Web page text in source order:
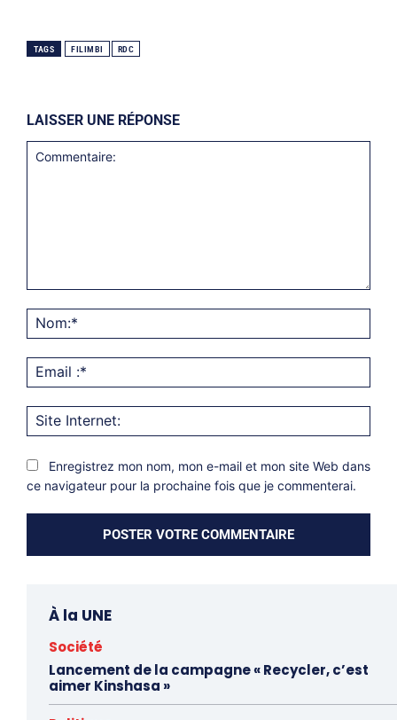
TAGS FILIMBI RDC
LAISSER UNE RÉPONSE
:*
Enregistrez mon nom, mon e-mail et mon site Web dans
ce navigateur pour la prochaine fois que je commenterai.
À la UNE
Société
Lancement de la campagne « Recycler, c’est
aimer Kinshasa »